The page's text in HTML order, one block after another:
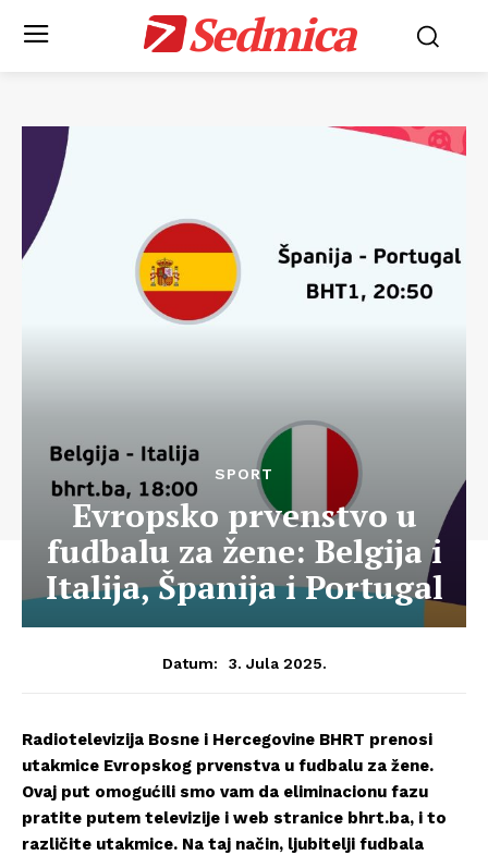
Sedmica
SPORT
Evropsko prvenstvo u
fudbalu za žene: Belgija i
Italija, Španija i Portugal
Datum: 3. Jula 2025.
Radiotelevizija Bosne i Hercegovine BHRT prenosi
utakmice Evropskog prvenstva u fudbalu za žene.
Ovaj put omogućili smo vam da eliminacionu fazu
pratite putem televizije i web stranice bhrt.ba, i to
različite utakmice. Na taj način, ljubitelji fudbala